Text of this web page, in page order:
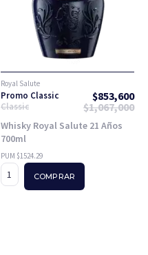
Royal Salute
Promo Classic $853,600
Classic $1,067,000
Whisky Royal Salute 21 Años
700ml
PUM $1524.29
COMPRAR